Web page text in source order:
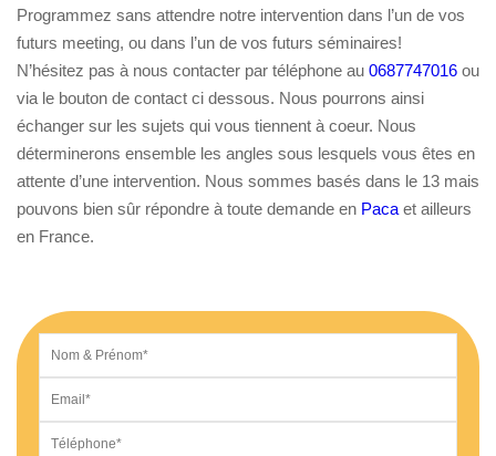
Programmez sans attendre notre intervention dans l’un de vos
futurs meeting, ou dans l’un de vos futurs séminaires!
N’hésitez pas à nous contacter par téléphone au 0687747016 ou
via le bouton de contact ci dessous. Nous pourrons ainsi
échanger sur les sujets qui vous tiennent à coeur. Nous
déterminerons ensemble les angles sous lesquels vous êtes en
attente d’une intervention. Nous sommes basés dans le 13 mais
pouvons bien sûr répondre à toute demande en Paca et ailleurs
en France.